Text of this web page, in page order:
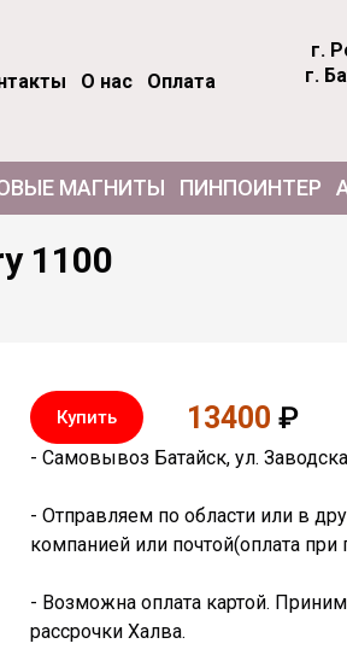
О нас Оплата
г.
г.
МАГНИТЫ ПИНПОИНТЕР
1100
Купить 13400 ₽
- Самовывоз Батайск, ул.
- Отправляем по области или в
компанией или почтой(оплата при
- Возможна оплата картой.
рассрочки Халва.